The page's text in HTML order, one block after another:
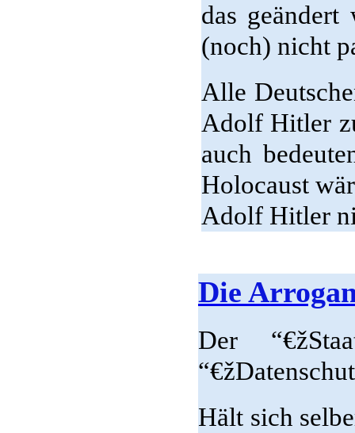
das geändert
(noch) nicht
Alle
Adolf Hitler
auch
Holocaust
Adolf Hitler
Die
Der
Hält sich